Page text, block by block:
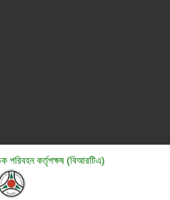
পরিবহন কর্তৃপক্ষ (বিআরটিএ)